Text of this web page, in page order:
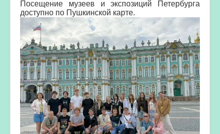
Посещение музеев и экспозиций Петербурга
доступно по Пушкинской карте.